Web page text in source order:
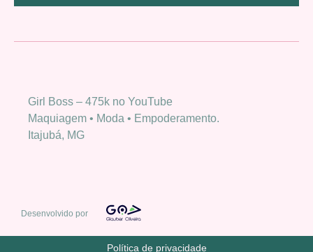
Girl Boss – 475k no YouTube
Maquiagem • Moda • Empoderamento.
Itajubá, MG
Desenvolvido por
Política de privacidade